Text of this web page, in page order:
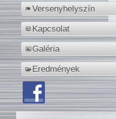
Versenyhelyszín
Kapcsolat
Galéria
Eredmények